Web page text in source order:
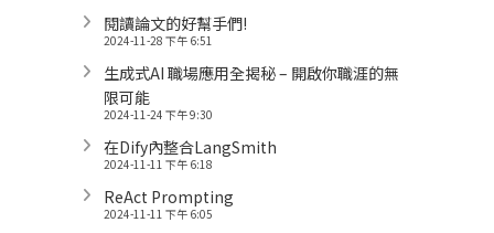
閱讀論文的好幫手們!
2024-11-28 下午 6:51
生成式AI 職場應用全揭秘 – 開啟你職涯的無
限可能
2024-11-24 下午 9:30
在Dify內整合LangSmith
2024-11-11 下午 6:18
ReAct Prompting
2024-11-11 下午 6:05